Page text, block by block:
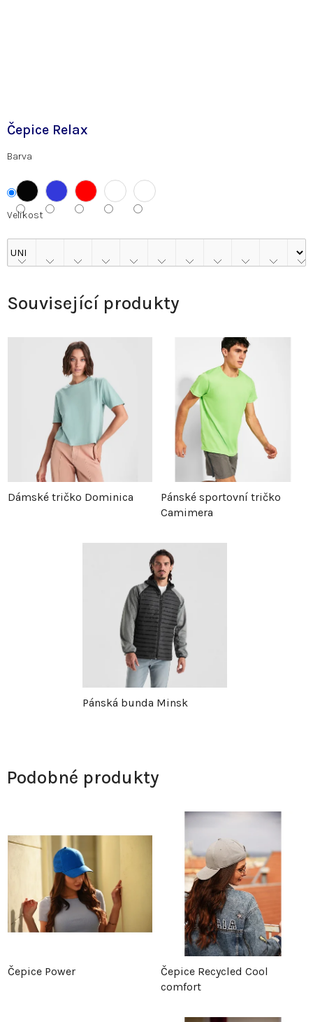
Čepice Relax
Barva
Velikost
Související produkty
Dámské tričko Dominica
Pánské sportovní tričko
Camimera
Pánská bunda Minsk
Podobné produkty
Čepice Power
Čepice Recycled Cool
comfort